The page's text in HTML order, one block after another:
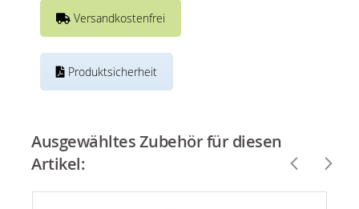
Versandkostenfrei
Produktsicherheit
Ausgewähltes Zubehör für diesen
Artikel: